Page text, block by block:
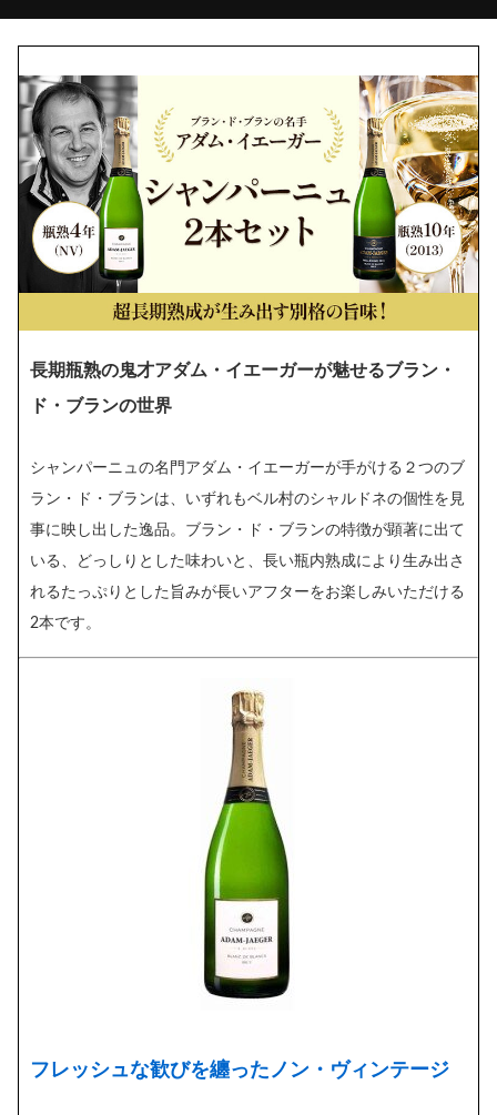
長期瓶熟の鬼才アダム・イエーガーが魅せるブラン・
ド・ブランの世界
シャンパーニュの名門アダム・イエーガーが手がける２つのブ
ラン・ド・ブランは、いずれもベル村のシャルドネの個性を見
事に映し出した逸品。ブラン・ド・ブランの特徴が顕著に出て
いる、どっしりとした味わいと、長い瓶内熟成により生み出さ
れるたっぷりとした旨みが長いアフターをお楽しみいただける
2本です。
フレッシュな歓びを纏ったノン・ヴィンテージ